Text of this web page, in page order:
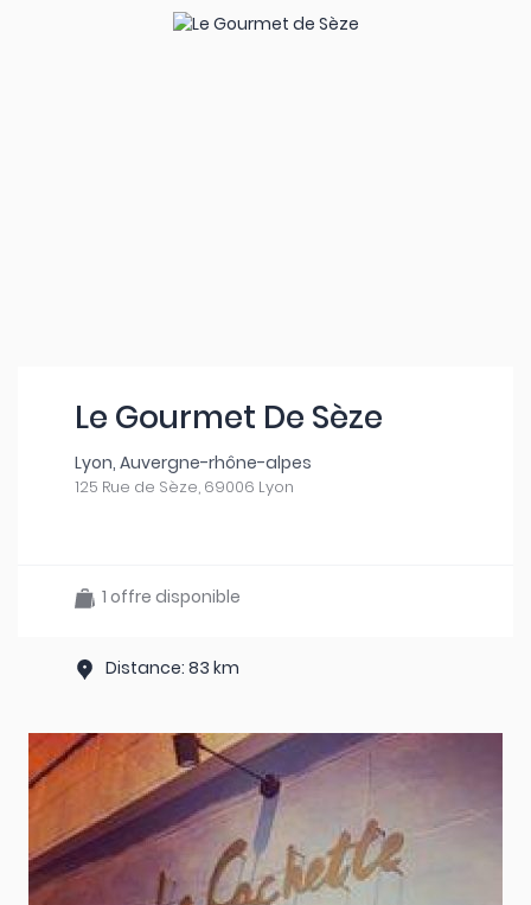
Le Gourmet De Sèze
Lyon, Auvergne-rhône-alpes
125 Rue de Sèze, 69006 Lyon
1 offre disponible
Distance: 83 km